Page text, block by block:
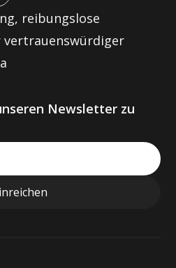
reibungslose
Newsletter zu